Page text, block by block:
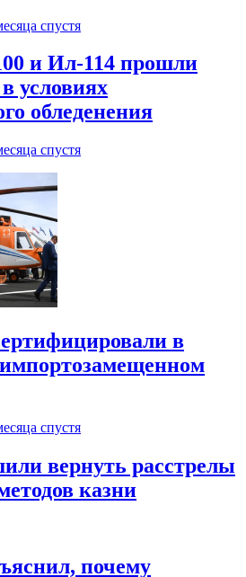
спустя
и Ил-114 прошли
условиях
обледенения
спустя
в
спустя
вернуть расстрелы
казни
почему